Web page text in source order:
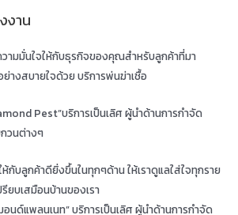
งาน
ามมั่นใจให้กับธุรกิจของคุณสำหรับลูกค้าที่มา
างสบายใจด้วย บริการพ่นฆ่าเชื้อ
Pest”บริการเป็นเลิศ ผู้นำด้านการกำจัด
วนต่างๆ
กับลูกค้าดียิ่งขึ้นในทุกๆด้าน ให้เราดูแลใส่ใจทุกราย
ยบเสมือนบ้านของเรา
อนด์แพลนเนท” บริการเป็นเลิศ ผู้นำด้านการกำจัด